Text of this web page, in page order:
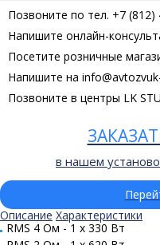
Позвоните по тел. +7 (812)
Напишите онлайн-
Посетите розничные
Напишите на
Позвоните в центры LK
в нашем
Описание Характеристики
RMS 4 Ом - 1 x 330 Вт